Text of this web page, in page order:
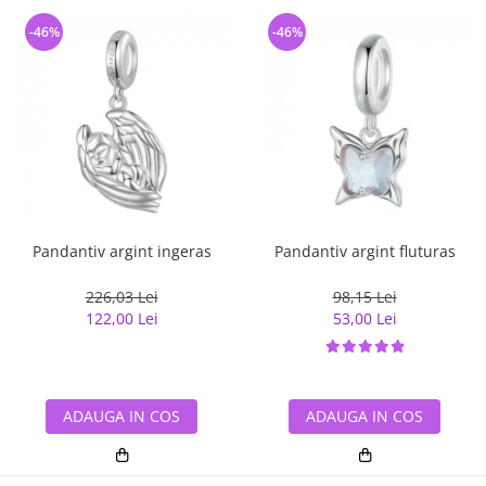
Pandantiv argint ingeras
226,03 Lei
122,00 Lei
-46%
ADAUGA IN COS
Pandantiv argint fluturas
98,15 Lei
53,00 Lei
-46%
ADAUGA IN COS